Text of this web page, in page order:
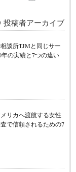
投稿者アーカイブ
談所TJMと同じサー
年の実績と7つの違い
リカへ渡航する女性
で信頼されるための7